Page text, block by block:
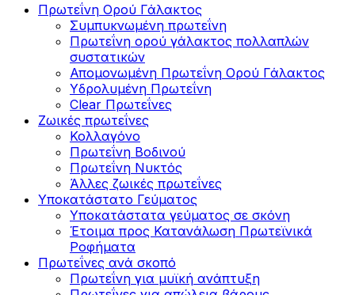
Πρωτεΐνη Ορού Γάλακτος
Συμπυκνωμένη πρωτεΐνη
Πρωτεΐνη ορού γάλακτος πολλαπλών
συστατικών
Απομονωμένη Πρωτεΐνη Ορού Γάλακτος
Υδρολυμένη Πρωτεΐνη
Clear Πρωτεΐνες
Ζωικές πρωτεΐνες
Κολλαγόνο
Πρωτεΐνη Βοδινού
Πρωτεΐνη Νυκτός
Άλλες ζωικές πρωτεΐνες
Υποκατάστατο Γεύματος
Υποκατάστατα γεύματος σε σκόνη
Έτοιμα προς Κατανάλωση Πρωτεϊνικά
Ροφήματα
Πρωτεΐνες ανά σκοπό
Πρωτεΐνη για μυϊκή ανάπτυξη